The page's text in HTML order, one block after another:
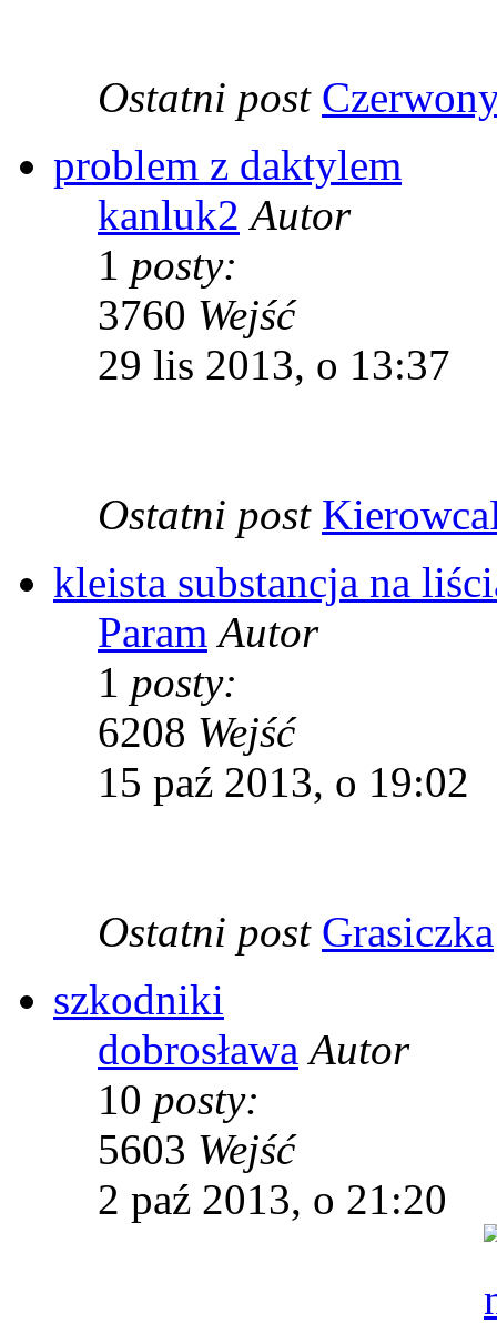
Ostatni post
problem z daktylem
kanluk2 Autor
1 posty:
3760 Wejść
29 lis 2013, o 13:37
Ostatni post
kleista substancja na
Param Autor
1 posty:
6208 Wejść
15 paź 2013, o 19:02
Ostatni post Grasiczka
szkodniki
dobrosława Autor
10 posty:
5603 Wejść
2 paź 2013, o 21:20